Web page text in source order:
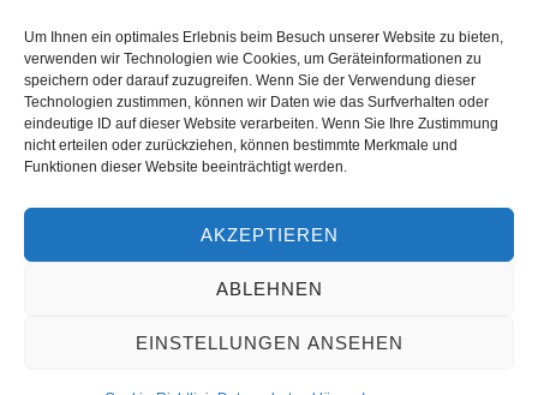
Um Ihnen ein optimales Erlebnis beim Besuch unserer Website zu bieten,
verwenden wir Technologien wie Cookies, um Geräteinformationen zu
speichern oder darauf zuzugreifen. Wenn Sie der Verwendung dieser
Technologien zustimmen, können wir Daten wie das Surfverhalten oder
eindeutige ID auf dieser Website verarbeiten. Wenn Sie Ihre Zustimmung
nicht erteilen oder zurückziehen, können bestimmte Merkmale und
Funktionen dieser Website beeinträchtigt werden.
AKZEPTIEREN
ABLEHNEN
EINSTELLUNGEN ANSEHEN